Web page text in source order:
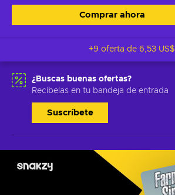
Comprar ahora
+9 oferta de 6,53 US$
¿Buscas buenas ofertas?
Recíbelas en tu bandeja de entrada
Suscríbete